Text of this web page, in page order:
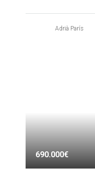
Adrià París
690.000€